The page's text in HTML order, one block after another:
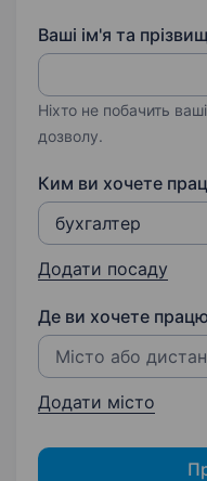
Ваші ім'я та
Ніхто не побачить
дозволу.
Ким ви хочете
Додати посаду
Де ви хочете
Додати місто